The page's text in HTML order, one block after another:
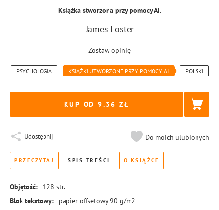
Książka stworzona przy pomocy AI.
James Foster
Zostaw opinię
PSYCHOLOGIA KSIĄŻKI UTWORZONE PRZY POMOCY AI POLSKI
KUP OD 9.36
Udostępnij Do moich ulubionych
PRZECZYTAJ SPIS TREŚCI O KSIĄŻCE
Objętość: 128 str.
Blok tekstowy:
papier offsetowy 90 g/m2